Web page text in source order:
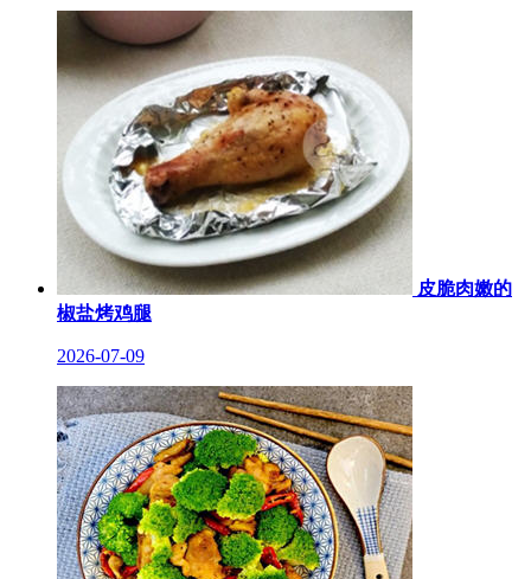
皮脆肉嫩的
椒盐烤鸡腿
2026-07-09